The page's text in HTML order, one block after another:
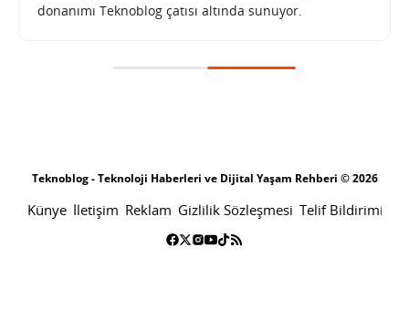
donanımı Teknoblog çatısı altında sunuyor.
Teknoblog - Teknoloji Haberleri ve Dijital Yaşam Rehberi © 2026
Künye İletişim Reklam Gizlilik Sözleşmesi Telif Bildirimi